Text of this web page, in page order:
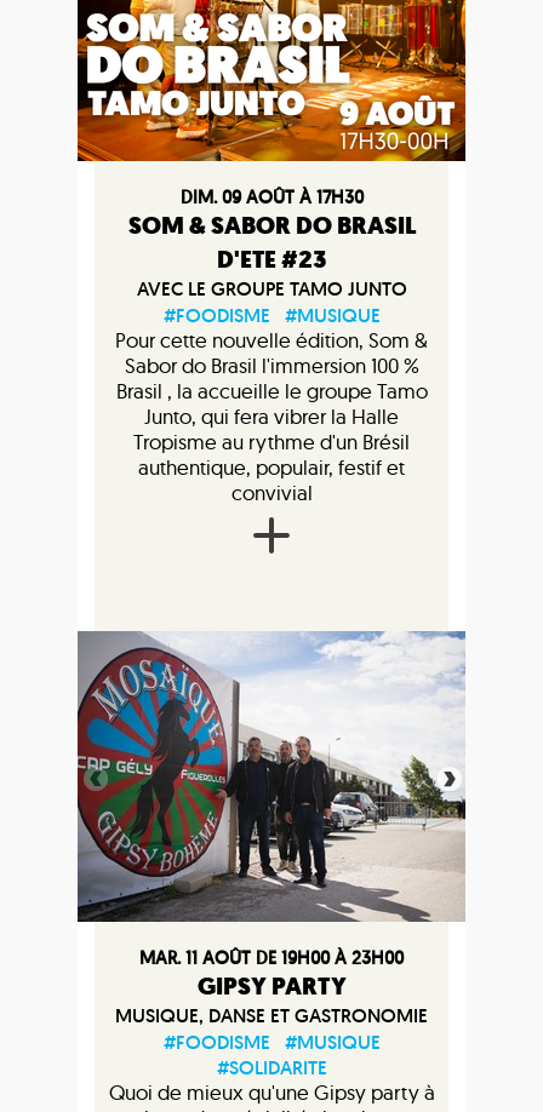
DIM. 09 AOÛT À 17H30
SOM & SABOR DO BRASIL
D'ETE #23
AVEC LE GROUPE TAMO JUNTO
#FOODISME
#MUSIQUE
Pour cette nouvelle édition, Som &
Sabor do Brasil l'immersion 100 %
Brasil , la accueille le groupe Tamo
Junto, qui fera vibrer la Halle
Tropisme au rythme d'un Brésil
authentique, populair, festif et
convivial
MAR. 11 AOÛT DE 19H00 À 23H00
GIPSY PARTY
MUSIQUE, DANSE ET GASTRONOMIE
#FOODISME
#MUSIQUE
#SOLIDARITE
Quoi de mieux qu'une Gipsy party à